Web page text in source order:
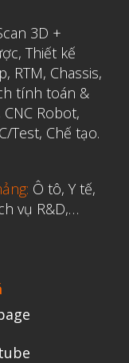
2019
2019
2019
2019
2019
2019
3D +
, Thiết kế
RTM, Chassis,
tính toán &
CNC Robot,
Test, Chế tạo.
Ô tô, Y tế,
vụ R&D,…